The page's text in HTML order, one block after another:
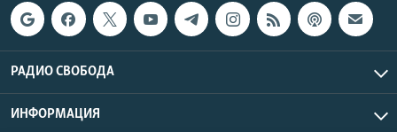
РАДИО СВОБОДА
ИНФОРМАЦИЯ